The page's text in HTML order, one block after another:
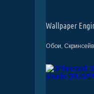
Wallpaper
Обои,